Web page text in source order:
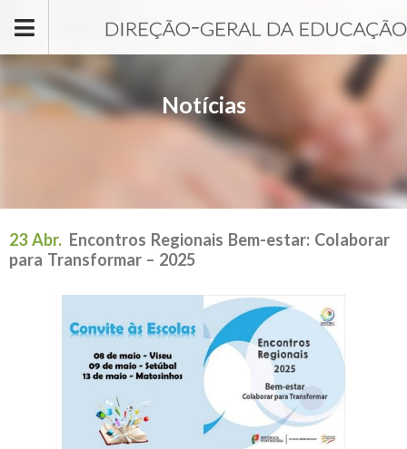
Notícias
23 Abr. Encontros Regionais Bem-estar: Colaborar
para Transformar – 2025